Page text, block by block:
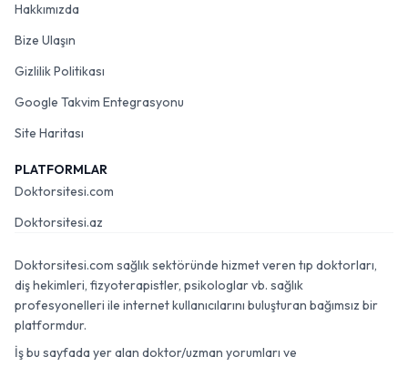
Hakkımızda
Bize Ulaşın
Gizlilik Politikası
Google Takvim Entegrasyonu
Site Haritası
PLATFORMLAR
Doktorsitesi.com
Doktorsitesi.az
Doktorsitesi.com sağlık sektöründe hizmet veren tıp doktorları,
diş hekimleri, fizyoterapistler, psikologlar vb. sağlık
profesyonelleri ile internet kullanıcılarını buluşturan bağımsız bir
platformdur.
İş bu sayfada yer alan doktor/uzman yorumları ve